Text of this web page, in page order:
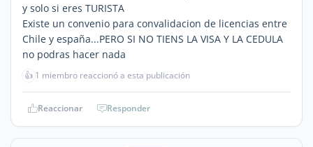
y solo si eres TURISTA
Existe un convenio para convalidacion de licencias entre
Chile y españa...PERO SI NO TIENS LA VISA Y LA CEDULA
no podras hacer nada
👍 1 miembro reaccionó a esta publicación
Reaccionar Responder